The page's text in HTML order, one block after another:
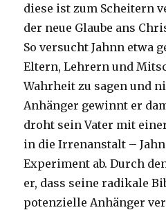
diese ist zum Scheitern
der neue Glaube ans
So versucht Jahnn etwa
Eltern, Lehrern und
Wahrheit zu sagen und
Anhänger gewinnt er
droht sein Vater mit
in die Irrenanstalt –
Experiment ab. Durch
er, dass seine radikale
potenzielle Anhänger